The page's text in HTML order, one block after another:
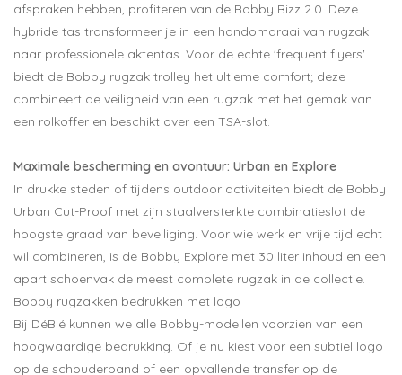
afspraken hebben, profiteren van de Bobby Bizz 2.0. Deze
hybride tas transformeer je in een handomdraai van rugzak
naar professionele aktentas. Voor de echte 'frequent flyers'
biedt de Bobby rugzak trolley het ultieme comfort; deze
combineert de veiligheid van een rugzak met het gemak van
een rolkoffer en beschikt over een TSA-slot.
Maximale bescherming en avontuur: Urban en Explore
In drukke steden of tijdens outdoor activiteiten biedt de Bobby
Urban Cut-Proof met zijn staalversterkte combinatieslot de
hoogste graad van beveiliging. Voor wie werk en vrije tijd echt
wil combineren, is de Bobby Explore met 30 liter inhoud en een
apart schoenvak de meest complete rugzak in de collectie.
Bobby rugzakken bedrukken met logo
Bij DéBlé kunnen we alle Bobby-modellen voorzien van een
hoogwaardige bedrukking. Of je nu kiest voor een subtiel logo
op de schouderband of een opvallende transfer op de